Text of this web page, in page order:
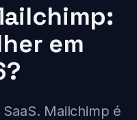
em
Mailchimp é